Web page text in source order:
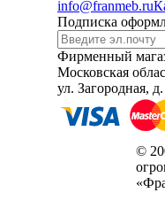
info@franmeb.ru
Подписка
Фирменный
Московская
ул. Загородная,
©